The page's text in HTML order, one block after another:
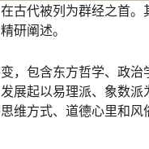
古代被列为群经之首
研阐述。
，包含东方哲学、政
展起以易理派、象数
维方式、道德心里和